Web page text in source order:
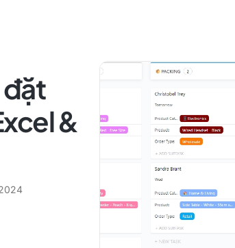
đặt
&